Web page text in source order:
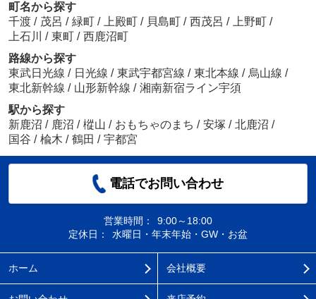
町名から探す
千渡 / 茂呂 / 緑町 / 上殿町 / 貝島町 / 西茂呂 / 上野町 /
上石川 / 東町 / 西鹿沼町
路線から探す
東武日光線 / 日光線 / 東武宇都宮線 / 東北本線 / 烏山線 /
東北新幹線 / 山形新幹線 / 湘南新宿ライン宇須
駅から探す
新鹿沼 / 鹿沼 / 樅山 / おもちゃのまち / 安塚 / 北鹿沼 /
国谷 / 楡木 / 鶴田 / 宇都宮
電話でお問い合わせ
営業時間：
9:00～18:00
定休日：
水曜日・年末年始・GW・お盆
ホーム 会社概要